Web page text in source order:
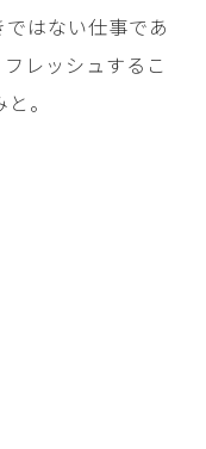
はない仕事であ
レッシュするこ
。